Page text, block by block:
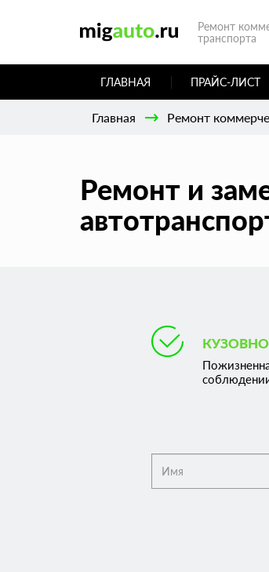
Ремонт
транспорта
ГЛАВНАЯ ПРАЙС-ЛИСТ
Главная Ремонт
Ремонт и